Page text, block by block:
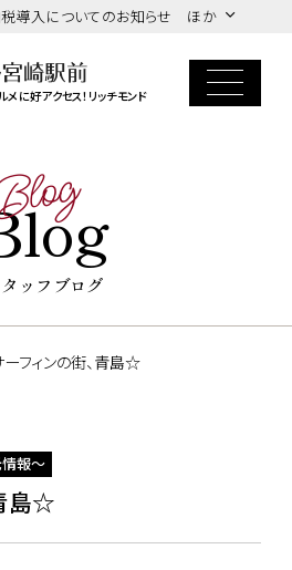
入についてのお知らせ ほか
メに好アクセス！リッチモンド
ッフブログ
ーフィンの街、青島☆
報～
島☆